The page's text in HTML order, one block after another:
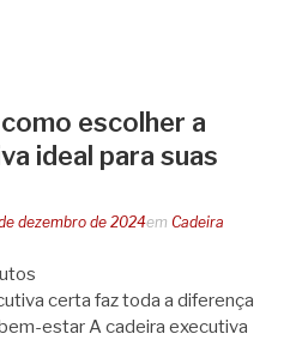
escolher a
ideal para suas
dezembro de 2024em Cadeira
certa faz toda a diferença
estar A cadeira executiva